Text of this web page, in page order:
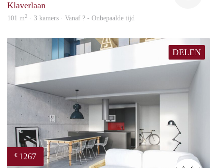
Klaverlaan
101 m2 · 3 kamers · Vanaf ? - Onbepaalde tijd
DELEN
€ 1267
mVx